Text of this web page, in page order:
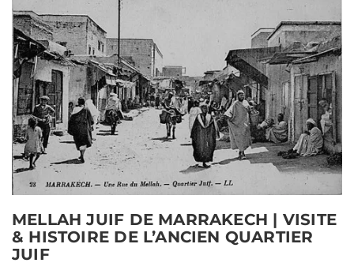
MELLAH JUIF DE MARRAKECH | VISITE
& HISTOIRE DE L’ANCIEN QUARTIER
JUIF